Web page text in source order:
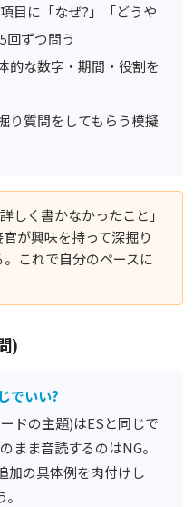
目に「なぜ?」「どうや
回ずつ問う
的な数字・期間・役割を
り質問をしてもらう模擬
しく書かなかったこと」
が興味を持って深掘り
これで自分のペースに
)
でいい?
ドの主題)はESと同じで
まま音読するのはNG。
加の具体例を肉付けし